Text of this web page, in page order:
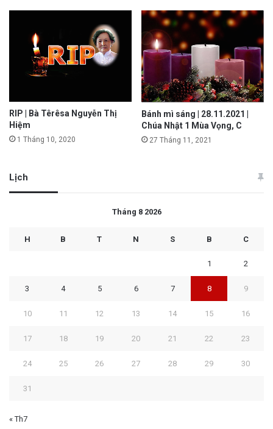
RIP | Bà Têrêsa Nguyễn Thị
Hiệm
1 Tháng 10, 2020
Bánh mì sáng | 28.11.2021 |
Chúa Nhật 1 Mùa Vọng, C
27 Tháng 11, 2021
Lịch
Tháng 8 2026
H B T N S B C
1 2
3 4 5 6 7 8 9
10 11 12 13 14 15 16
17 18 19 20 21 22 23
24 25 26 27 28 29 30
31
« Th7